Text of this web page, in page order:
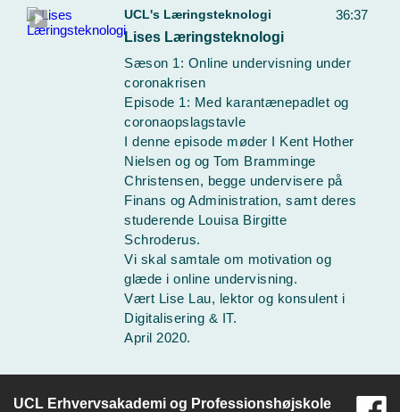
36:37
UCL's Læringsteknologi
Lises Læringsteknologi
Sæson 1: Online undervisning under
coronakrisen
Episode 1: Med karantænepadlet og
coronaopslagstavle
I denne episode møder I Kent Hother
Nielsen og og Tom Bramminge
Christensen, begge undervisere på
Finans og Administration, samt deres
studerende Louisa Birgitte
Schroderus.
Vi skal samtale om motivation og
glæde i online undervisning.
Vært Lise Lau, lektor og konsulent i
Digitalisering & IT.
April 2020.
UCL Erhvervsakademi og Professionshøjskole